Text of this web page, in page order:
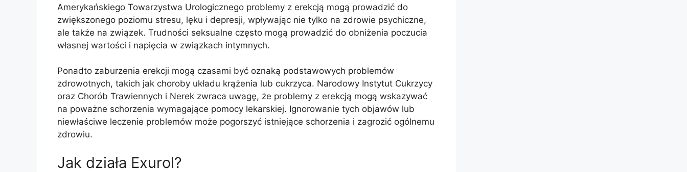
Amerykańskiego Towarzystwa Urologicznego problemy z erekcją mogą prowadzić do
zwiększonego poziomu stresu, lęku i depresji, wpływając nie tylko na zdrowie psychiczne,
ale także na związek. Trudności seksualne często mogą prowadzić do obniżenia poczucia
własnej wartości i napięcia w związkach intymnych.
Ponadto zaburzenia erekcji mogą czasami być oznaką podstawowych problemów
zdrowotnych, takich jak choroby układu krążenia lub cukrzyca. Narodowy Instytut Cukrzycy
oraz Chorób Trawiennych i Nerek zwraca uwagę, że problemy z erekcją mogą wskazywać
na poważne schorzenia wymagające pomocy lekarskiej. Ignorowanie tych objawów lub
niewłaściwe leczenie problemów może pogorszyć istniejące schorzenia i zagrozić ogólnemu
zdrowiu.
Jak działa Exurol?